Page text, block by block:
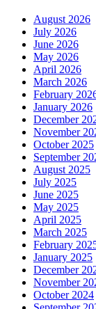
August 2026
July 2026
June 2026
May 2026
April 2026
March 2026
February
January 2026
December
November
October 2025
September
August 2025
July 2025
June 2025
May 2025
April 2025
March 2025
February
January 2025
December
November
October 2024